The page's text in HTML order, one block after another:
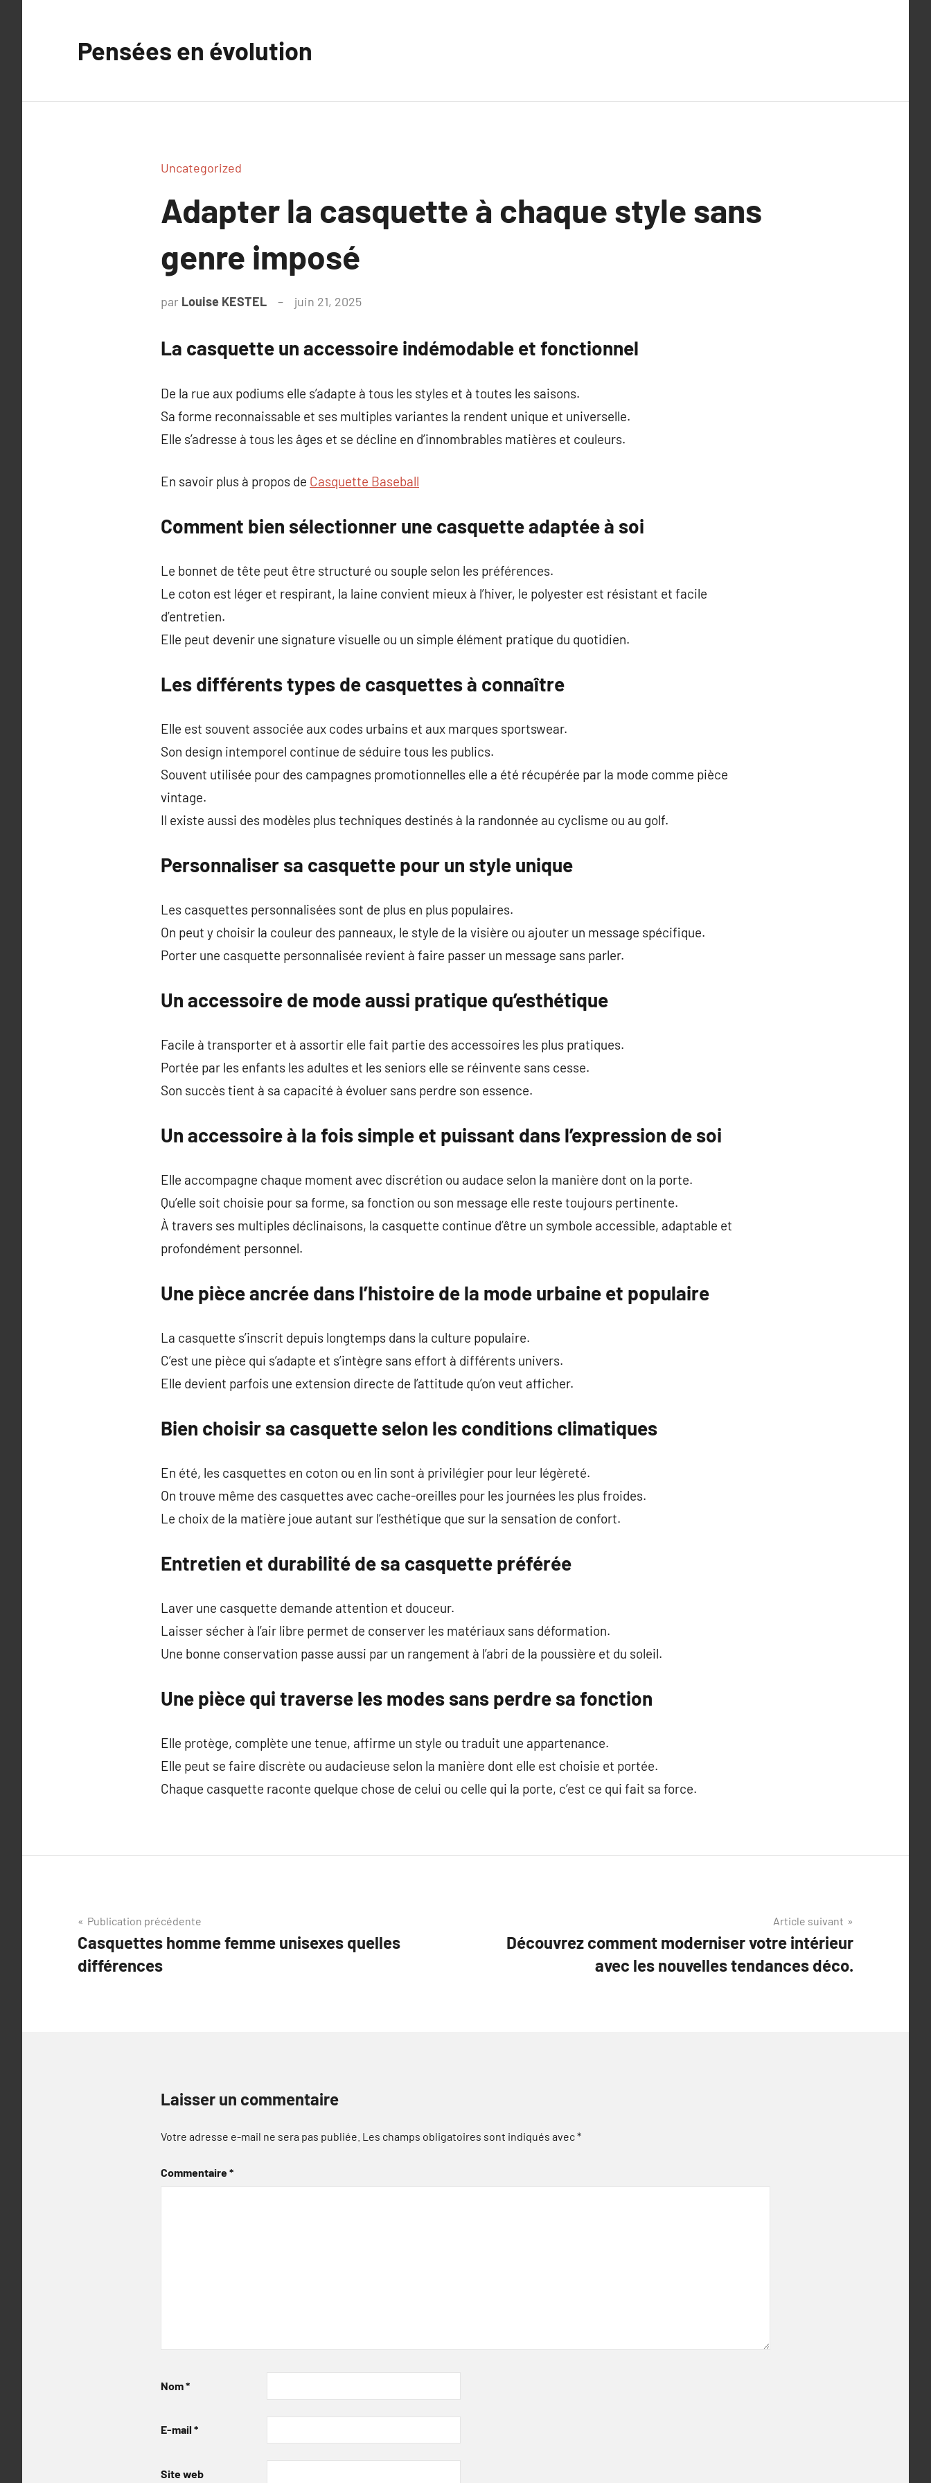
Pensées en évolution
Uncategorized
Adapter la casquette à chaque style sans
genre imposé
par Louise KESTEL juin 21, 2025
La casquette un accessoire indémodable et fonctionnel
De la rue aux podiums elle s’adapte à tous les styles et à toutes les saisons.
Sa forme reconnaissable et ses multiples variantes la rendent unique et universelle.
Elle s’adresse à tous les âges et se décline en d’innombrables matières et couleurs.
En savoir plus à propos de Casquette Baseball
Comment bien sélectionner une casquette adaptée à soi
Le bonnet de tête peut être structuré ou souple selon les préférences.
Le coton est léger et respirant, la laine convient mieux à l’hiver, le polyester est résistant et facile
d’entretien.
Elle peut devenir une signature visuelle ou un simple élément pratique du quotidien.
Les différents types de casquettes à connaître
Elle est souvent associée aux codes urbains et aux marques sportswear.
Son design intemporel continue de séduire tous les publics.
Souvent utilisée pour des campagnes promotionnelles elle a été récupérée par la mode comme pièce
vintage.
Il existe aussi des modèles plus techniques destinés à la randonnée au cyclisme ou au golf.
Personnaliser sa casquette pour un style unique
Les casquettes personnalisées sont de plus en plus populaires.
On peut y choisir la couleur des panneaux, le style de la visière ou ajouter un message spécifique.
Porter une casquette personnalisée revient à faire passer un message sans parler.
Un accessoire de mode aussi pratique qu’esthétique
Facile à transporter et à assortir elle fait partie des accessoires les plus pratiques.
Portée par les enfants les adultes et les seniors elle se réinvente sans cesse.
Son succès tient à sa capacité à évoluer sans perdre son essence.
Un accessoire à la fois simple et puissant dans l’expression de soi
Elle accompagne chaque moment avec discrétion ou audace selon la manière dont on la porte.
Qu’elle soit choisie pour sa forme, sa fonction ou son message elle reste toujours pertinente.
À travers ses multiples déclinaisons, la casquette continue d’être un symbole accessible, adaptable et
profondément personnel.
Une pièce ancrée dans l’histoire de la mode urbaine et populaire
La casquette s’inscrit depuis longtemps dans la culture populaire.
C’est une pièce qui s’adapte et s’intègre sans effort à différents univers.
Elle devient parfois une extension directe de l’attitude qu’on veut afficher.
Bien choisir sa casquette selon les conditions climatiques
En été, les casquettes en coton ou en lin sont à privilégier pour leur légèreté.
On trouve même des casquettes avec cache-oreilles pour les journées les plus froides.
Le choix de la matière joue autant sur l’esthétique que sur la sensation de confort.
Entretien et durabilité de sa casquette préférée
Laver une casquette demande attention et douceur.
Laisser sécher à l’air libre permet de conserver les matériaux sans déformation.
Une bonne conservation passe aussi par un rangement à l’abri de la poussière et du soleil.
Une pièce qui traverse les modes sans perdre sa fonction
Elle protège, complète une tenue, affirme un style ou traduit une appartenance.
Elle peut se faire discrète ou audacieuse selon la manière dont elle est choisie et portée.
Chaque casquette raconte quelque chose de celui ou celle qui la porte, c’est ce qui fait sa force.
Navigation
de
l’article
Publication précédente
Casquettes homme femme unisexes quelles
différences
Article suivant
Découvrez comment moderniser votre intérieur
avec les nouvelles tendances déco.
Laisser un commentaire
Votre adresse e-mail ne sera pas publiée. Les champs obligatoires sont indiqués avec*
Commentaire*
Nom*
E-mail *
Site web